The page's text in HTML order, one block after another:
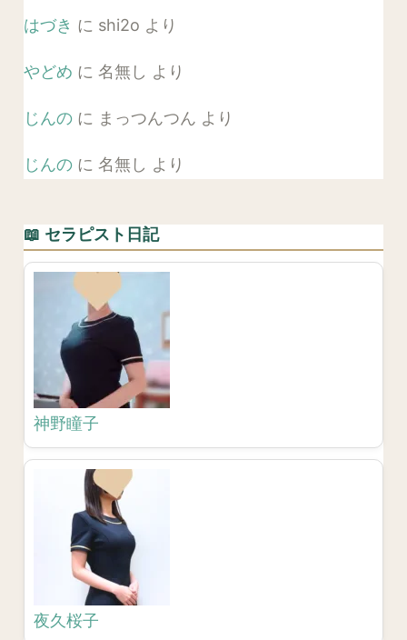
はづき に shi2o より
やどめ に 名無し より
じんのに まっつんつん より
じんのに 名無し より
📖 セラピスト日記
神野瞳子
夜久桜子